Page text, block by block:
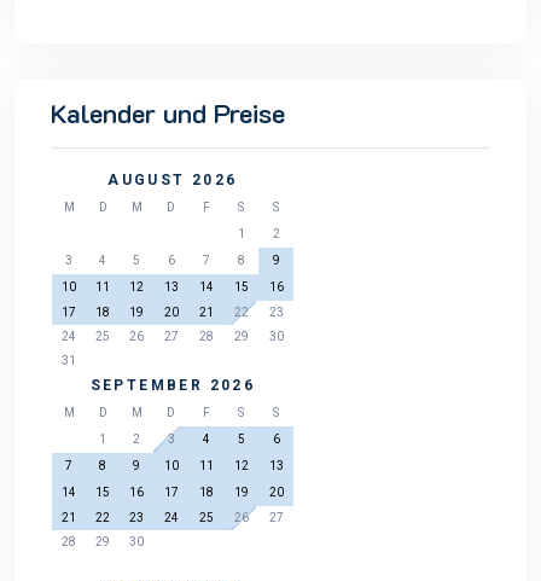
Kalender und Preise
AUGUST 2026
M D M D F S
S
1
2
3
4 5 6 7 8
9
10
11 12 13 14 15
16
17
18 19 20 21 22
23
24
25 26 27 28 29
30
31
SEPTEMBER 2026
M D M D F S
S
1
2 3 4 5
6
7
8 9 10 11 12
13
14
15 16 17 18 19
20
21
22 23 24 25 26
27
28
29 30